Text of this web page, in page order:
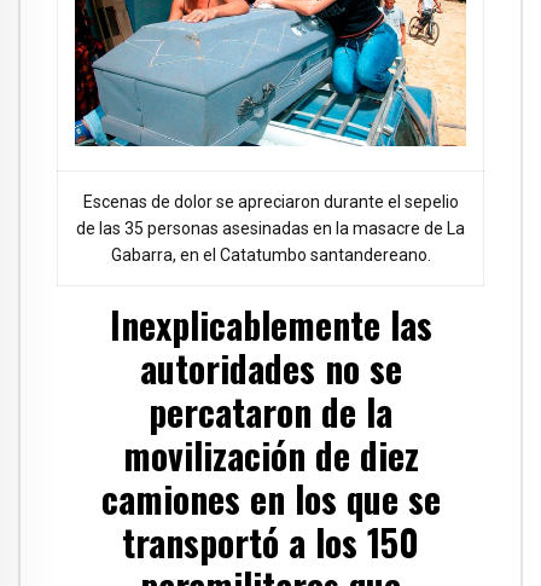
Escenas de dolor se apreciaron durante el sepelio
de las 35 personas asesinadas en la masacre de La
Gabarra, en el Catatumbo santandereano.
Inexplicablemente las
autoridades no se
percataron de la
movilización de diez
camiones en los que se
transportó a los 150